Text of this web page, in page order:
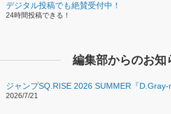
【第８回】江藤俊司 先生 ＆ シン・ゴジラ
【第５回】山岸 菜 先生 ＆ スポットライ
【第４回】遠藤達哉 先生 ＆ エヴェレス
デジタル投稿でも絶賛受付中！
24時間投稿できる！
編集部からのお知
ジャンプSQ.RISE 2026 SUMMER『
2026/7/21